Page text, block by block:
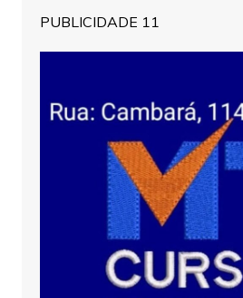
PUBLICIDADE 11